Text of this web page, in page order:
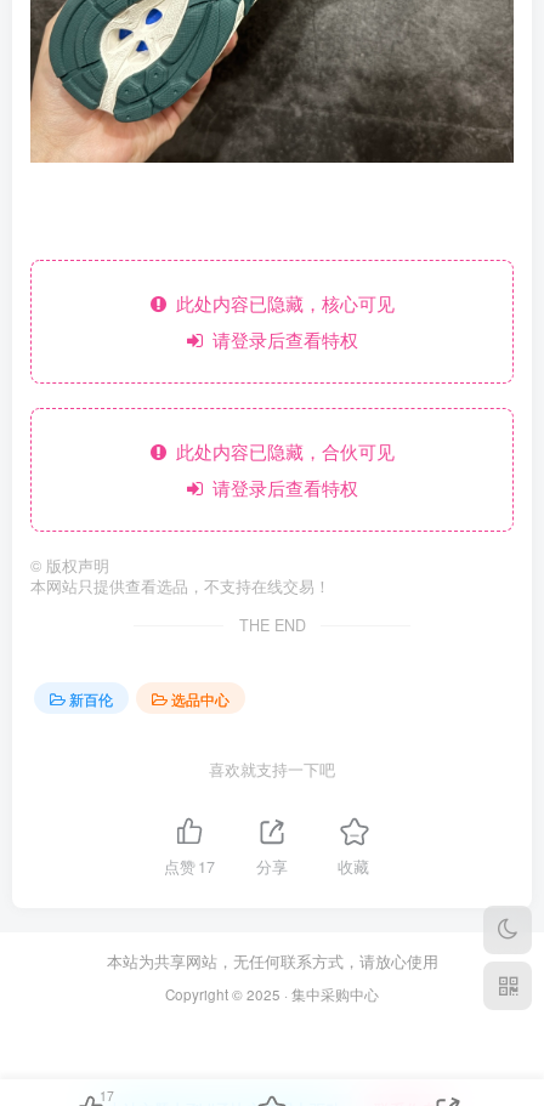
此处内容已隐藏，核心可见
请登录后查看特权
此处内容已隐藏，合伙可见
请登录后查看特权
© 版权声明
本网站只提供查看选品，不支持在线交易！
THE END
新百伦 选品中心
喜欢就支持一下吧
点赞17 分享 收藏
本站为共享网站，无任何联系方式，请放心使用
Copyright © 2025 · 集中采购中心
17